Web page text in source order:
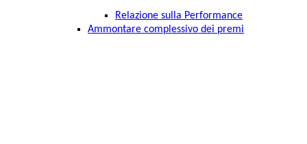
Relazione sulla Performance
Ammontare complessivo dei premi